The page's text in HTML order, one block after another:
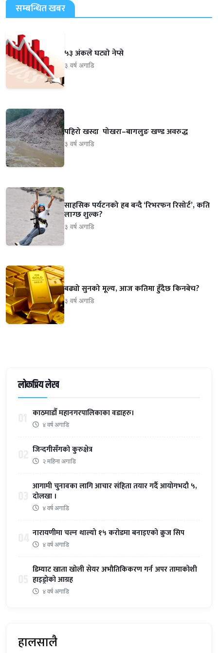
सम्बन्धित खबर
५३ अंकले घट्यो नेप्से
३ वर्ष अगाडि
पहिरो खस्दा पोखरा–बागलुङ खण्ड अवरुद्ध
३ वर्ष अगाडि
साहसिक पर्यटनको हब बन्दै ‘रिभरफन रिसोर्ट’, कति
लाग्छ शुल्क?
३ वर्ष अगाडि
बढ्यो सुनको मूल्य, आज कतिमा हुँदैछ किनबेच?
३ वर्ष अगाडि
लोकप्रिय लेख
काठमाडौँ महानगरपालिकाका वडाहरु।
४ वर्ष अगाडि
जिन्दगीसँगको कुरुक्षेत्र
२ महिना अगाडि
आगामी चुनावका लागि आचार संहिता तयार गर्दै आयोगभदौ ५,
दोलखा ।
४ वर्ष अगाडि
नारायणीमा चल्न थाल्यो १५ करोडमा बनाइएको क्रुज सिप
४ वर्ष अगाडि
डिम्याट खाता खोली सेयर अभौतिकिकरण गर्न अपर तामाकोशी
हाइड्रोको आग्रह
४ वर्ष अगाडि
हालसालै